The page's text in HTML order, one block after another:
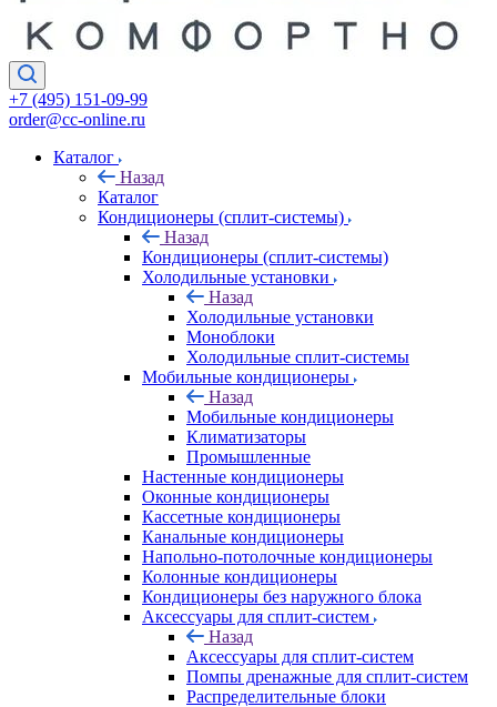
+7 (495) 151-09-99
order@cc-online.ru
Каталог
Назад
Каталог
Кондиционеры (сплит-системы)
Назад
Кондиционеры (сплит-системы)
Холодильные установки
Назад
Холодильные установки
Моноблоки
Холодильные сплит-системы
Мобильные кондиционеры
Назад
Мобильные кондиционеры
Климатизаторы
Промышленные
Настенные кондиционеры
Оконные кондиционеры
Кассетные кондиционеры
Канальные кондиционеры
Напольно-потолочные кондиционеры
Колонные кондиционеры
Кондиционеры без наружного блока
Аксессуары для сплит-систем
Назад
Аксессуары для сплит-систем
Помпы дренажные для сплит-систем
Распределительные блоки